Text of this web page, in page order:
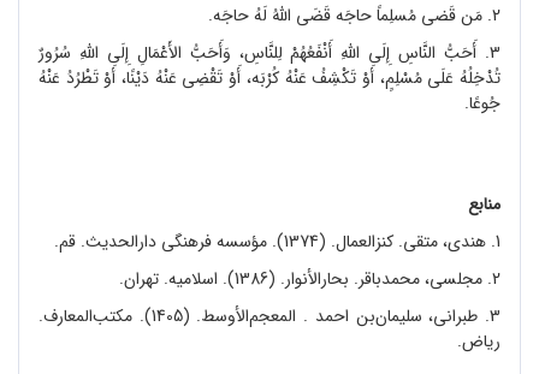
2. مَن قَضی مُسلِماً حاجَه قَضَی اللّهُ لَهُ حاجَه.
3. أَحَبُّ النَّاسِ إِلَی اللّهِ أَنْفَعُهُمْ لِلنَّاسِ، وَأَحَبُّ الأَعْمَالِ إِلَی اللّهِ سُرُورٌ
تُدْخِلُهُ عَلَی مُسْلِمٍ، أَوْ تَکْشِفُ عَنْهُ کُرْبَه، أَوْ تَقْضِی عَنْهُ دَیْنًا، أَوْ تَطْرُدُ عَنْهُ
جُوعًا.
منابع
1. هندی، متقی. کنزالعمال. (1374). مؤسسه فرهنگی دارالحدیث. قم.
2. مجلسی، محمدباقر. بحارالأنوار. (1386). اسلامیه. تهران.
3. طبرانی، سلیمان‌بن احمد . المعجم‌الأوسط. (1405). مکتب‌المعارف.
ریاض.